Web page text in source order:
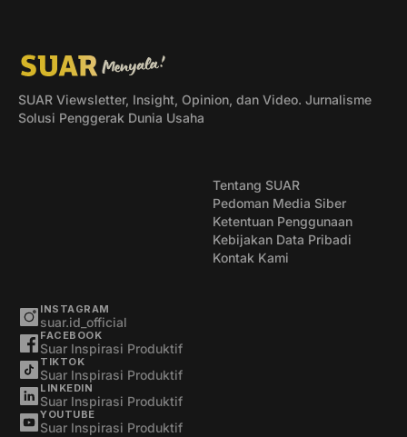
SUAR Viewsletter, Insight, Opinion, dan Video. Jurnalisme
Solusi Penggerak Dunia Usaha
Tentang SUAR
Pedoman Media Siber
Ketentuan Penggunaan
Kebijakan Data Pribadi
Kontak Kami
INSTAGRAM
suar.id_official
FACEBOOK
Suar Inspirasi Produktif
TIKTOK
Suar Inspirasi Produktif
LINKEDIN
Suar Inspirasi Produktif
YOUTUBE
Suar Inspirasi Produktif